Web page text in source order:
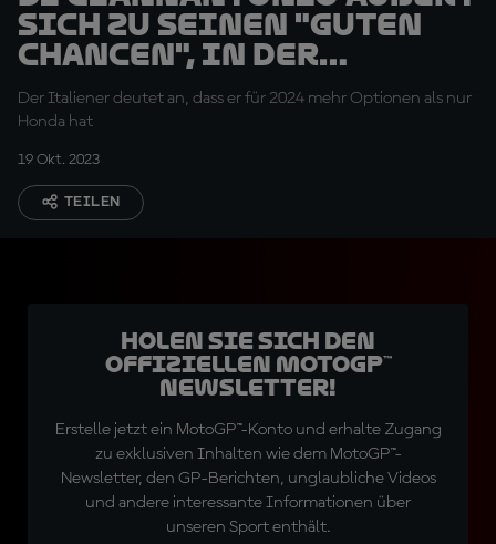
sich zu seinen "guten
Chancen", in der
MotoGP™ zu bleiben
Der Italiener deutet an, dass er für 2024 mehr Optionen als nur
Honda hat
19 Okt. 2023
TEILEN
Holen Sie sich den
offiziellen MotoGP™
Newsletter!
Erstelle jetzt ein MotoGP™-Konto und erhalte Zugang
zu exklusiven Inhalten wie dem MotoGP™-
Newsletter, den GP-Berichten, unglaubliche Videos
und andere interessante Informationen über
unseren Sport enthält.